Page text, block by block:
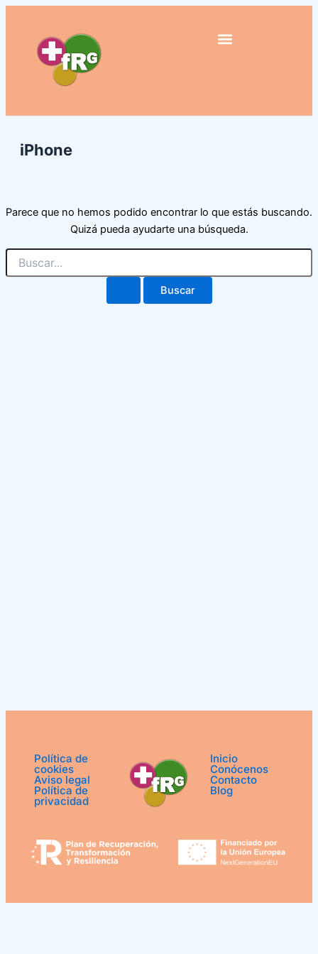
Ir
contenido
iPhone
Parece que no hemos podido encontrar lo que estás buscando.
Quizá pueda ayudarte una búsqueda.
Buscar
Política de
cookies
Aviso legal
Política de
privacidad
Inicio
Conócenos
Contacto
Blog